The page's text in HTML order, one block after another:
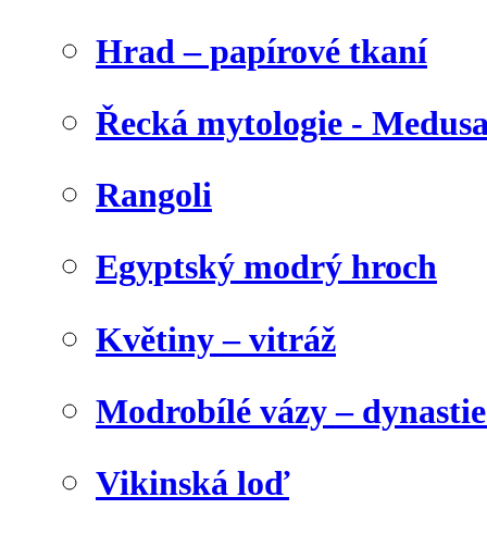
Hrad – papírové tkaní
Řecká mytologie -
Rangoli
Egyptský modrý hroch
Květiny – vitráž
Modrobílé vázy –
Vikinská loď